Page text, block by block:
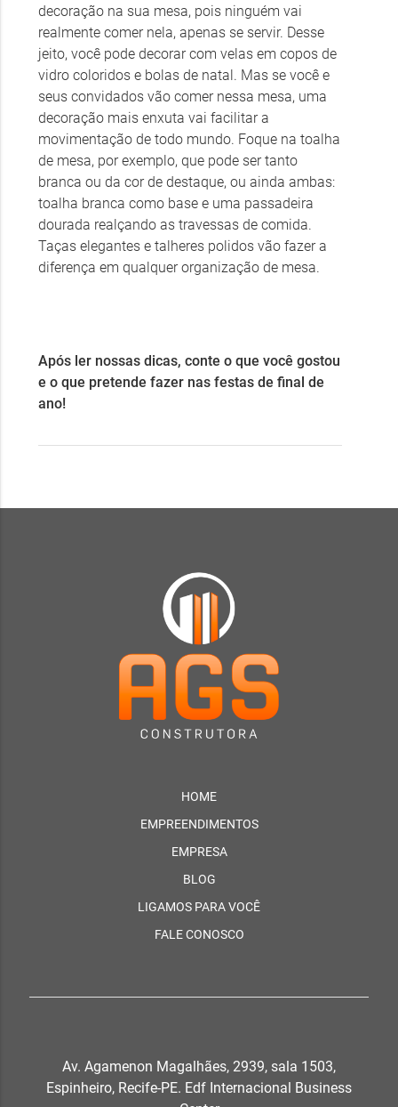
decoração na sua mesa, pois ninguém vai
realmente comer nela, apenas se servir. Desse
jeito, você pode decorar com velas em copos de
vidro coloridos e bolas de natal. Mas se você e
seus convidados vão comer nessa mesa, uma
decoração mais enxuta vai facilitar a
movimentação de todo mundo. Foque na toalha
de mesa, por exemplo, que pode ser tanto
branca ou da cor de destaque, ou ainda ambas:
toalha branca como base e uma passadeira
dourada realçando as travessas de comida.
Taças elegantes e talheres polidos vão fazer a
diferença em qualquer organização de mesa.
Após ler nossas dicas, conte o que você gostou
e o que pretende fazer nas festas de final de
ano!
HOME
EMPREENDIMENTOS
EMPRESA
BLOG
LIGAMOS PARA VOCÊ
FALE CONOSCO
Av. Agamenon Magalhães, 2939, sala 1503,
Espinheiro, Recife-PE. Edf Internacional Business